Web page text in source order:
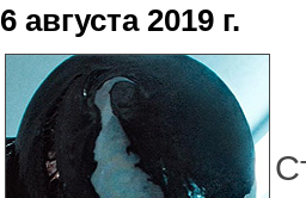
6 августа 2019 г.